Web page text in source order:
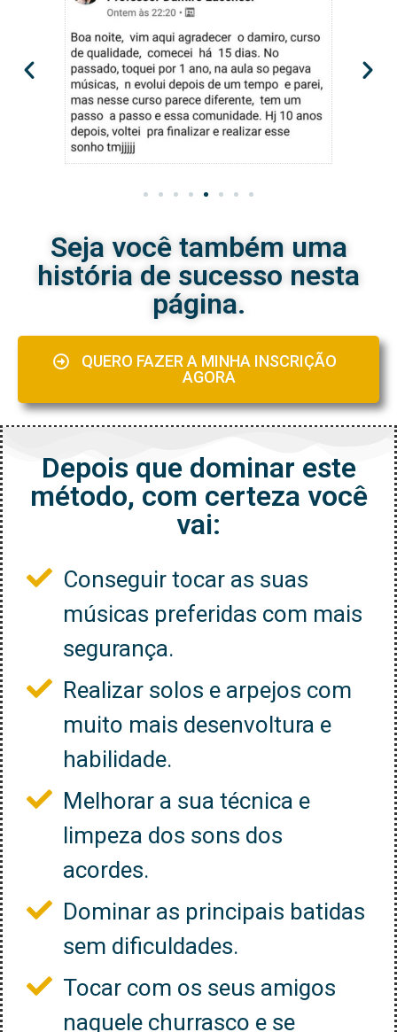
Seja você também uma
história de sucesso nesta
página.
QUERO FAZER A MINHA INSCRIÇÃO
AGORA
Depois que dominar este
método, com certeza você
vai:
Conseguir tocar as suas
músicas preferidas com mais
segurança.
Realizar solos e arpejos com
muito mais desenvoltura e
habilidade.
Melhorar a sua técnica e
limpeza dos sons dos
acordes.
Dominar as principais batidas
sem dificuldades.
Tocar com os seus amigos
naquele churrasco e se